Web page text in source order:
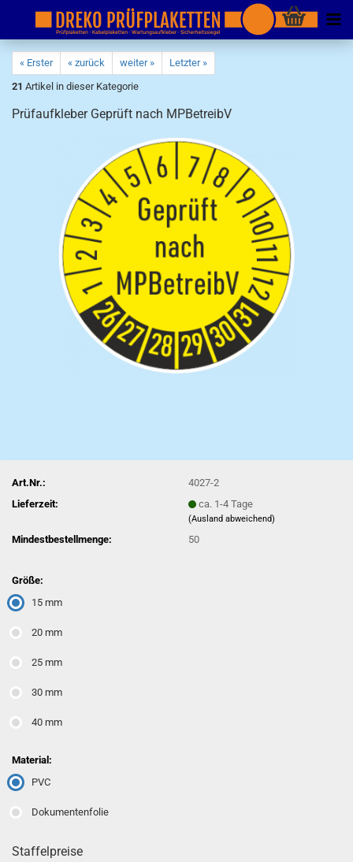
« Erster « zurück weiter »
Letzter »
21 Artikel in dieser Kategorie
Prüfaufkleber Geprüft nach MPBetreibV
Art.Nr.:
4027-2
Lieferzeit:
ca. 1-4 Tage
(Ausland abweichend)
Mindestbestellmenge: 50
Größe:
15 mm
20 mm
25 mm
30 mm
40 mm
Material:
PVC
Dokumentenfolie
Staffelpreise